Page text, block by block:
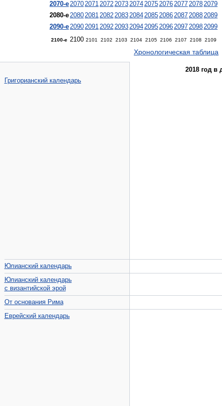
2070-е2070207120722073207420752076207720782079
2080-е2080208120822083208420852086208720882089
2090-е2090209120922093209420952096209720982099
2100-е 2100 2101 2102 2103 2104 2105 2106 2107 2108 2109
Хронологическая таблица
2018 год в
Григорианский календарь
Юлианский календарь
Юлианский календарь
с византийской эрой
От основания Рима
Еврейский календарь